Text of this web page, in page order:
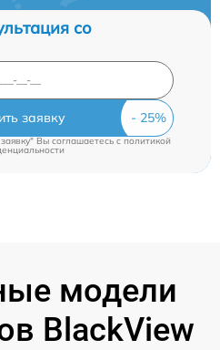
со
заявку
Вы соглашаетесь cполитикой
модели
BlackView